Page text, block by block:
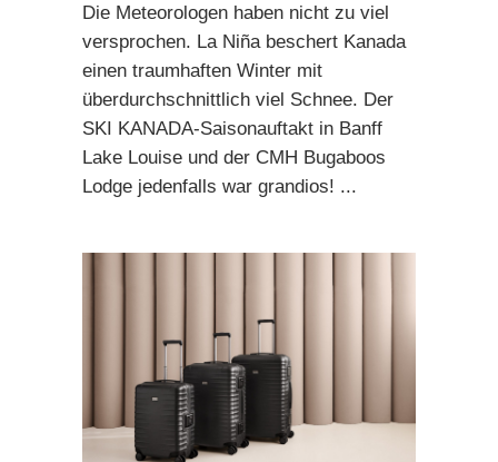
Die Meteorologen haben nicht zu viel
versprochen. La Niña beschert Kanada
einen traumhaften Winter mit
überdurchschnittlich viel Schnee. Der
SKI KANADA-Saisonauftakt in Banff
Lake Louise und der CMH Bugaboos
Lodge jedenfalls war grandios!